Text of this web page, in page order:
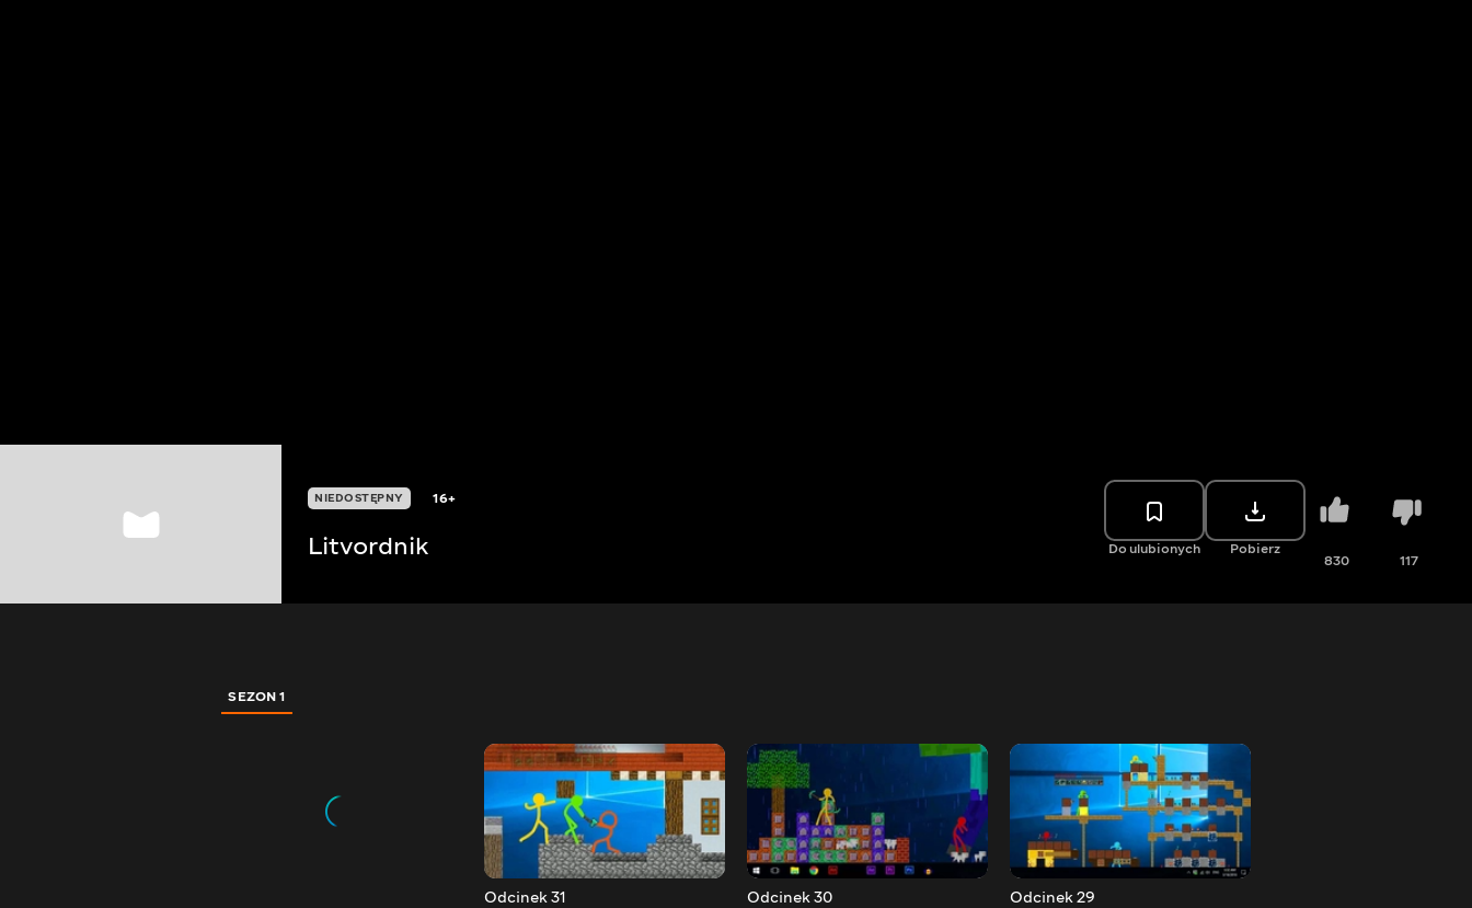
NIEDOSTĘPNY 16+
Litvordnik Do ulubionych Pobierz
830 117
SEZON 1
Odcinek 31 Odcinek 30 Odcinek 29